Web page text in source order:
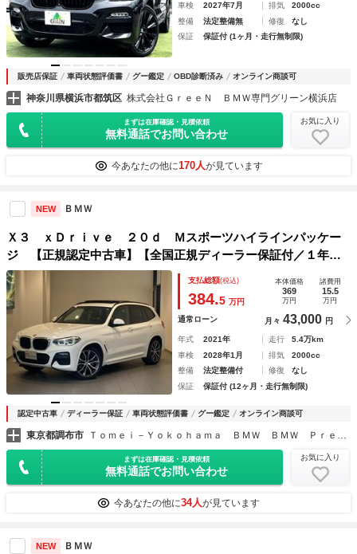
車検
2027年7月 排気
2000cc
整備
法定整備無 修復
なし
保証
保証付 (1ヶ月・走行無制限)
販売店保証 車両状態評価書 グー鑑定 OBD診断済み オンライン商談可
神奈川県横浜市都筑区 株式会社ＧｒｅｅＮ ＢＭＷ専門グリーン横浜店
まずは在庫確認・見積依頼
無料通話でお問い合わせ
お気に入り
今あなたの他に170人が見ています
NEW ＢＭＷ
Ｘ３ ｘＤｒｉｖｅ ２０ｄ Ｍスポーツハイラインパッケー
ジ 【正規認定中古車】【全国正規ディーラー保証付／１年・
走行距離無制限】コンフォートアクセス アップルカープレ
イ トップビューカメラ パーキングアシスト アクティブク
ルーズコントロール シートヒーター
支払総額(税込)
384.5 万円
本体価格
369
万円
諸費用
15.5
万円
通常ローン 月々 43,000 円
年式 2021年 走行
5.4万km
車検
2028年1月 排気
2000cc
整備
法定整備付 修復
なし
保証
保証付 (12ヶ月・走行無制限)
認定中古車 ディーラー保証 車両状態評価書 グー鑑定 オンライン商談可
東京都調布市
まずは在庫確認・見積依頼
無料通話でお問い合わせ
お気に入り
今あなたの他に34人が見ています
NEW ＢＭＷ